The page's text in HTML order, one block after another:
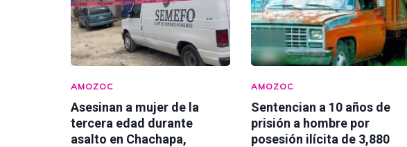
AMOZOC
Asesinan a mujer de la
tercera edad durante
asalto en Chachapa,
AMOZOC
Sentencian a 10 años de
prisión a hombre por
posesión ilícita de 3,880